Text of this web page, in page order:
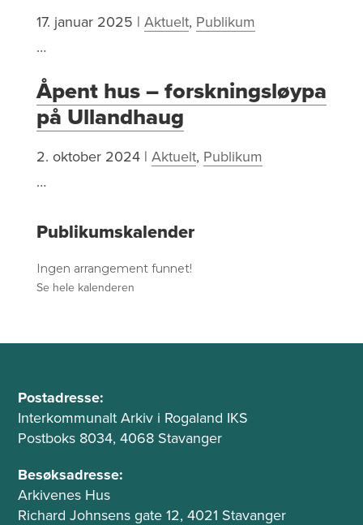
17. januar 2025 | Aktuelt, Publikum
…
Åpent hus – forskningsløypa
på Ullandhaug
2. oktober 2024| Aktuelt, Publikum
…
Publikumskalender
Ingen arrangement funnet!
Se hele kalenderen
A
d
r
s
s
e
Postadresse:
Interkommunalt Arkiv i Rogaland IKS
Postboks 8034, 4068 Stavanger
Besøksadresse:
Arkivenes Hus
Richard Johnsens gate 12, 4021 Stavanger